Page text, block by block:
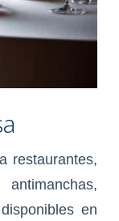
restaurantes,
en